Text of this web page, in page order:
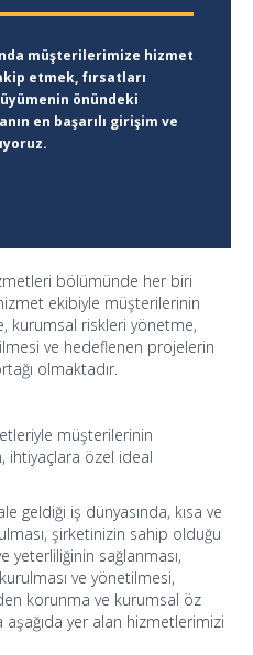
bölümünde her biri
ekibiyle müşterilerinin
kurumsal riskleri yönetme,
ve hedeflenen projelerin
olmaktadır.
müşterilerinin
ihtiyaçlara özel ideal
geldiği iş dünyasında, kısa ve
şirketinizin sahip olduğu
yeterliliğinin sağlanması,
ve yönetilmesi,
korunma ve kurumsal öz
aşağıda yer alan hizmetlerimizi